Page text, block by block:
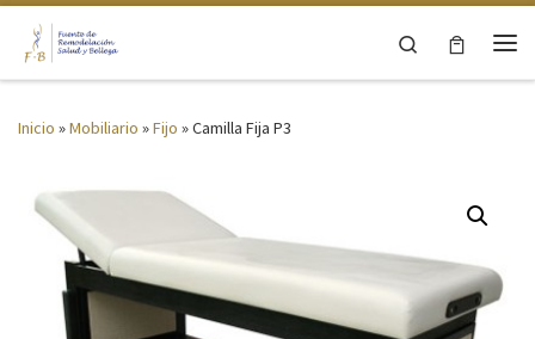
Saltar al contenido
Search
Inicio »Mobiliario »Fijo »Camilla Fija P3